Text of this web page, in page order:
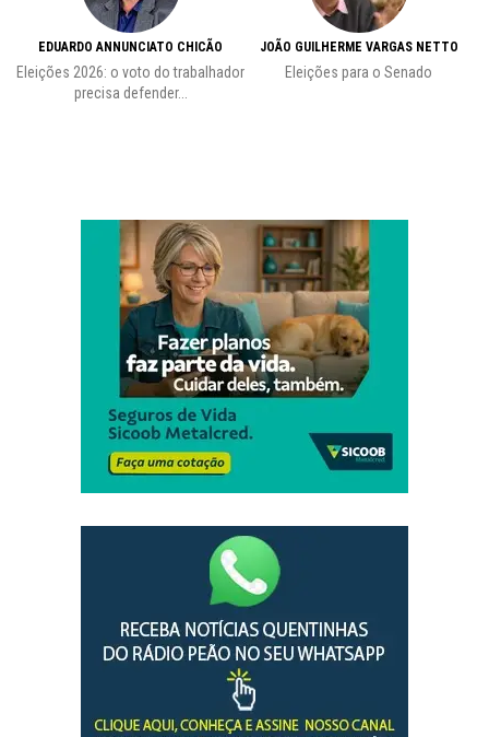
EDUARDO ANNUNCIATO CHICÃO
Eleições 2026: o voto do trabalhador
precisa defender...
JOÃO GUILHERME VARGAS NETTO
Eleições para o Senado